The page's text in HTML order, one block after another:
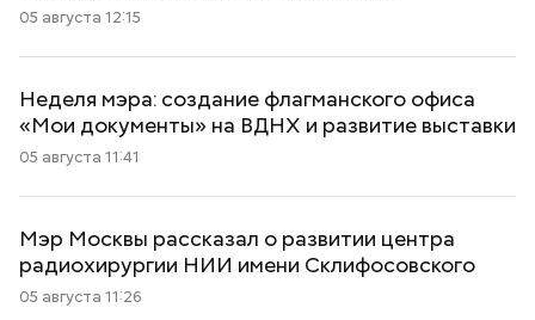
05 августа 12:15
Неделя мэра: создание флагманского офиса
«Мои документы» на ВДНХ и развитие выставки
05 августа 11:41
Мэр Москвы рассказал о развитии центра
радиохирургии НИИ имени Склифосовского
05 августа 11:26